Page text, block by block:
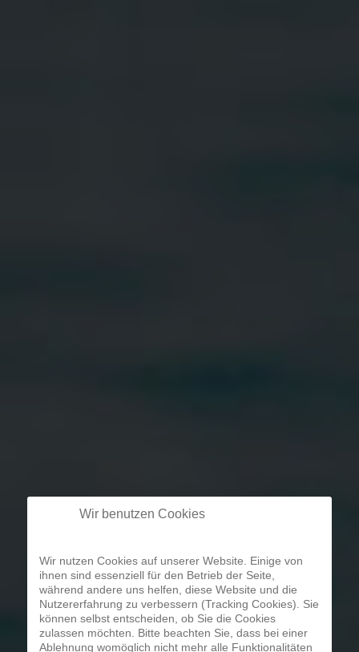
Wir benutzen Cookies
Wir nutzen Cookies auf unserer Website. Einige von
ihnen sind essenziell für den Betrieb der Seite,
während andere uns helfen, diese Website und die
Nutzererfahrung zu verbessern (Tracking Cookies). Sie
können selbst entscheiden, ob Sie die Cookies
zulassen möchten. Bitte beachten Sie, dass bei einer
Ablehnung womöglich nicht mehr alle Funktionalitäten